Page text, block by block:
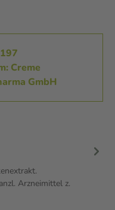
Creme
GmbH
Arzneimittel z.